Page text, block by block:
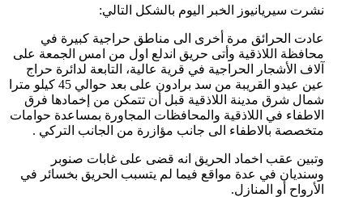
نشرت سيريانيوز الخبر اليوم بالشكل التالي:
عادت الحرائق مرة أخرى الى مناطق حراجية كبيرة في
محافظة اللاذقية وأتى حريق اندلع اول من امس الجمعة على
آلاف الأشجار الحراجية في قرية عالية، التابعة لدائرة حراج
عين عيدو القريبة من سد برادون على بعد حوالي 45 كيلو مترا
شمال شرق مدينة اللاذقية قبل أن تتمكن من إخمادها فرق
الاطفاء في اللاذقية والمحافظات المجاورة بمساعدة حوامات
متخصصة بالاطفاء الى جانب مؤازرة من الجانب التركي .
وتبين عقب اخماد الحريق انه قضى على غابات صنوبر
وسنديان في عدة مواقع فيما لم يتسبب الحريق بخسائر في
الأرواح أو المنازل.